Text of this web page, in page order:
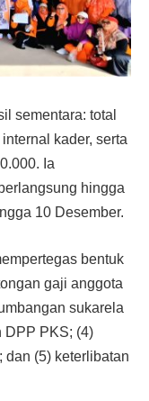
sementara: total
kader, serta
Ia
hingga
10 Desember.
bentuk
gaji anggota
sukarela
DPP PKS; (4)
dan (5) keterlibatan